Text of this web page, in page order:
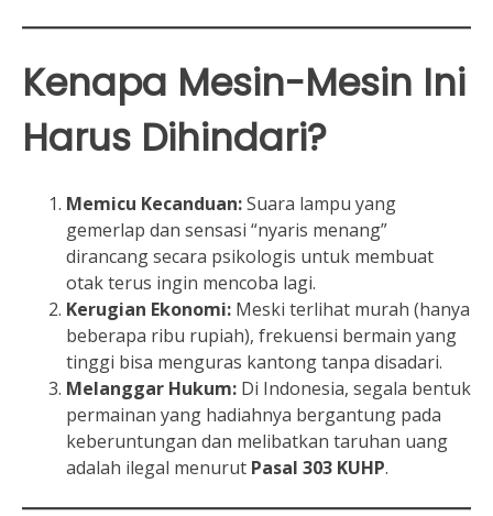
Kenapa Mesin-Mesin Ini
Harus Dihindari?
Memicu Kecanduan:Suara lampu yang
gemerlap dan sensasi “nyaris menang”
dirancang secara psikologis untuk membuat
otak terus ingin mencoba lagi.
Kerugian Ekonomi: Meski terlihat murah (hanya
beberapa ribu rupiah), frekuensi bermain yang
tinggi bisa menguras kantong tanpa disadari.
Melanggar Hukum: Di Indonesia, segala bentuk
permainan yang hadiahnya bergantung pada
keberuntungan dan melibatkan taruhan uang
adalah ilegal menurut Pasal 303 KUHP.